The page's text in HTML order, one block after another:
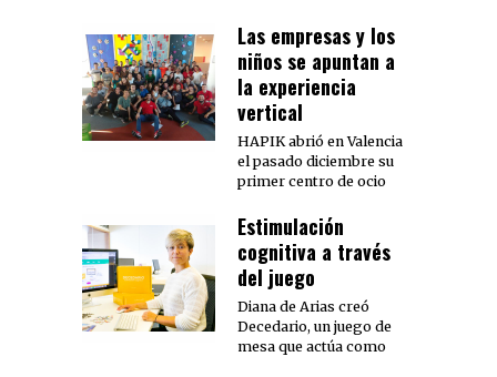
Las empresas y los
niños se apuntan a
la experiencia
vertical
HAPIK abrió en Valencia
el pasado diciembre su
primer centro de ocio
Estimulación
cognitiva a través
del juego
Diana de Arias creó
Decedario, un juego de
mesa que actúa como